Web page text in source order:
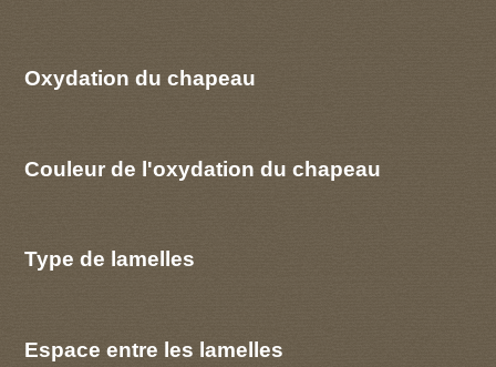
Oxydation du chapeau
Couleur de l'oxydation du chapeau
Type de lamelles
Espace entre les lamelles